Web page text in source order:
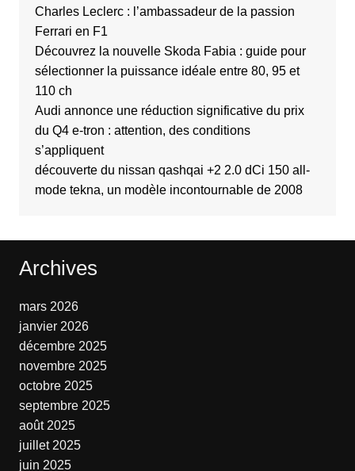
Charles Leclerc : l’ambassadeur de la passion
Ferrari en F1
Découvrez la nouvelle Skoda Fabia : guide pour
sélectionner la puissance idéale entre 80, 95 et
110 ch
Audi annonce une réduction significative du prix
du Q4 e-tron : attention, des conditions
s’appliquent
découverte du nissan qashqai +2 2.0 dCi 150 all-
mode tekna, un modèle incontournable de 2008
Archives
mars 2026
janvier 2026
décembre 2025
novembre 2025
octobre 2025
septembre 2025
août 2025
juillet 2025
juin 2025